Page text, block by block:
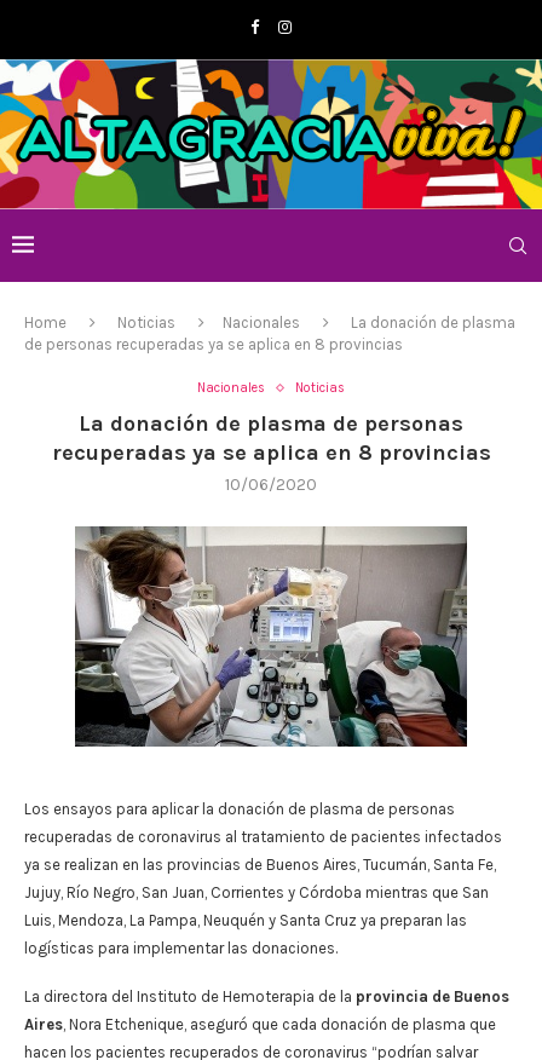
Home Noticias Nacionales
La donación de plasma
de personas recuperadas ya se aplica en 8 provincias
Nacionales Noticias
La donación de plasma de personas
recuperadas ya se aplica en 8 provincias
10/06/2020
Los ensayos para aplicar la donación de plasma de personas
recuperadas de coronavirus al tratamiento de pacientes infectados
ya se realizan en las provincias de Buenos Aires, Tucumán, Santa Fe,
Jujuy, Río Negro, San Juan, Corrientes y Córdoba mientras que San
Luis, Mendoza, La Pampa, Neuquén y Santa Cruz ya preparan las
logísticas para implementar las donaciones.
La directora del Instituto de Hemoterapia de la provincia de Buenos
Aires, Nora Etchenique, aseguró que cada donación de plasma que
hacen los pacientes recuperados de coronavirus “podrían salvar